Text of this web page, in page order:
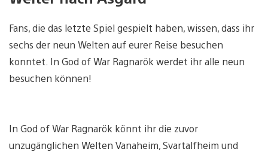
Fans, die das letzte Spiel gespielt haben, wissen, dass ihr
sechs der neun Welten auf eurer Reise besuchen
konntet. In God of War Ragnarök werdet ihr alle neun
besuchen können!
In God of War Ragnarök könnt ihr die zuvor
unzugänglichen Welten Vanaheim, Svartalfheim und